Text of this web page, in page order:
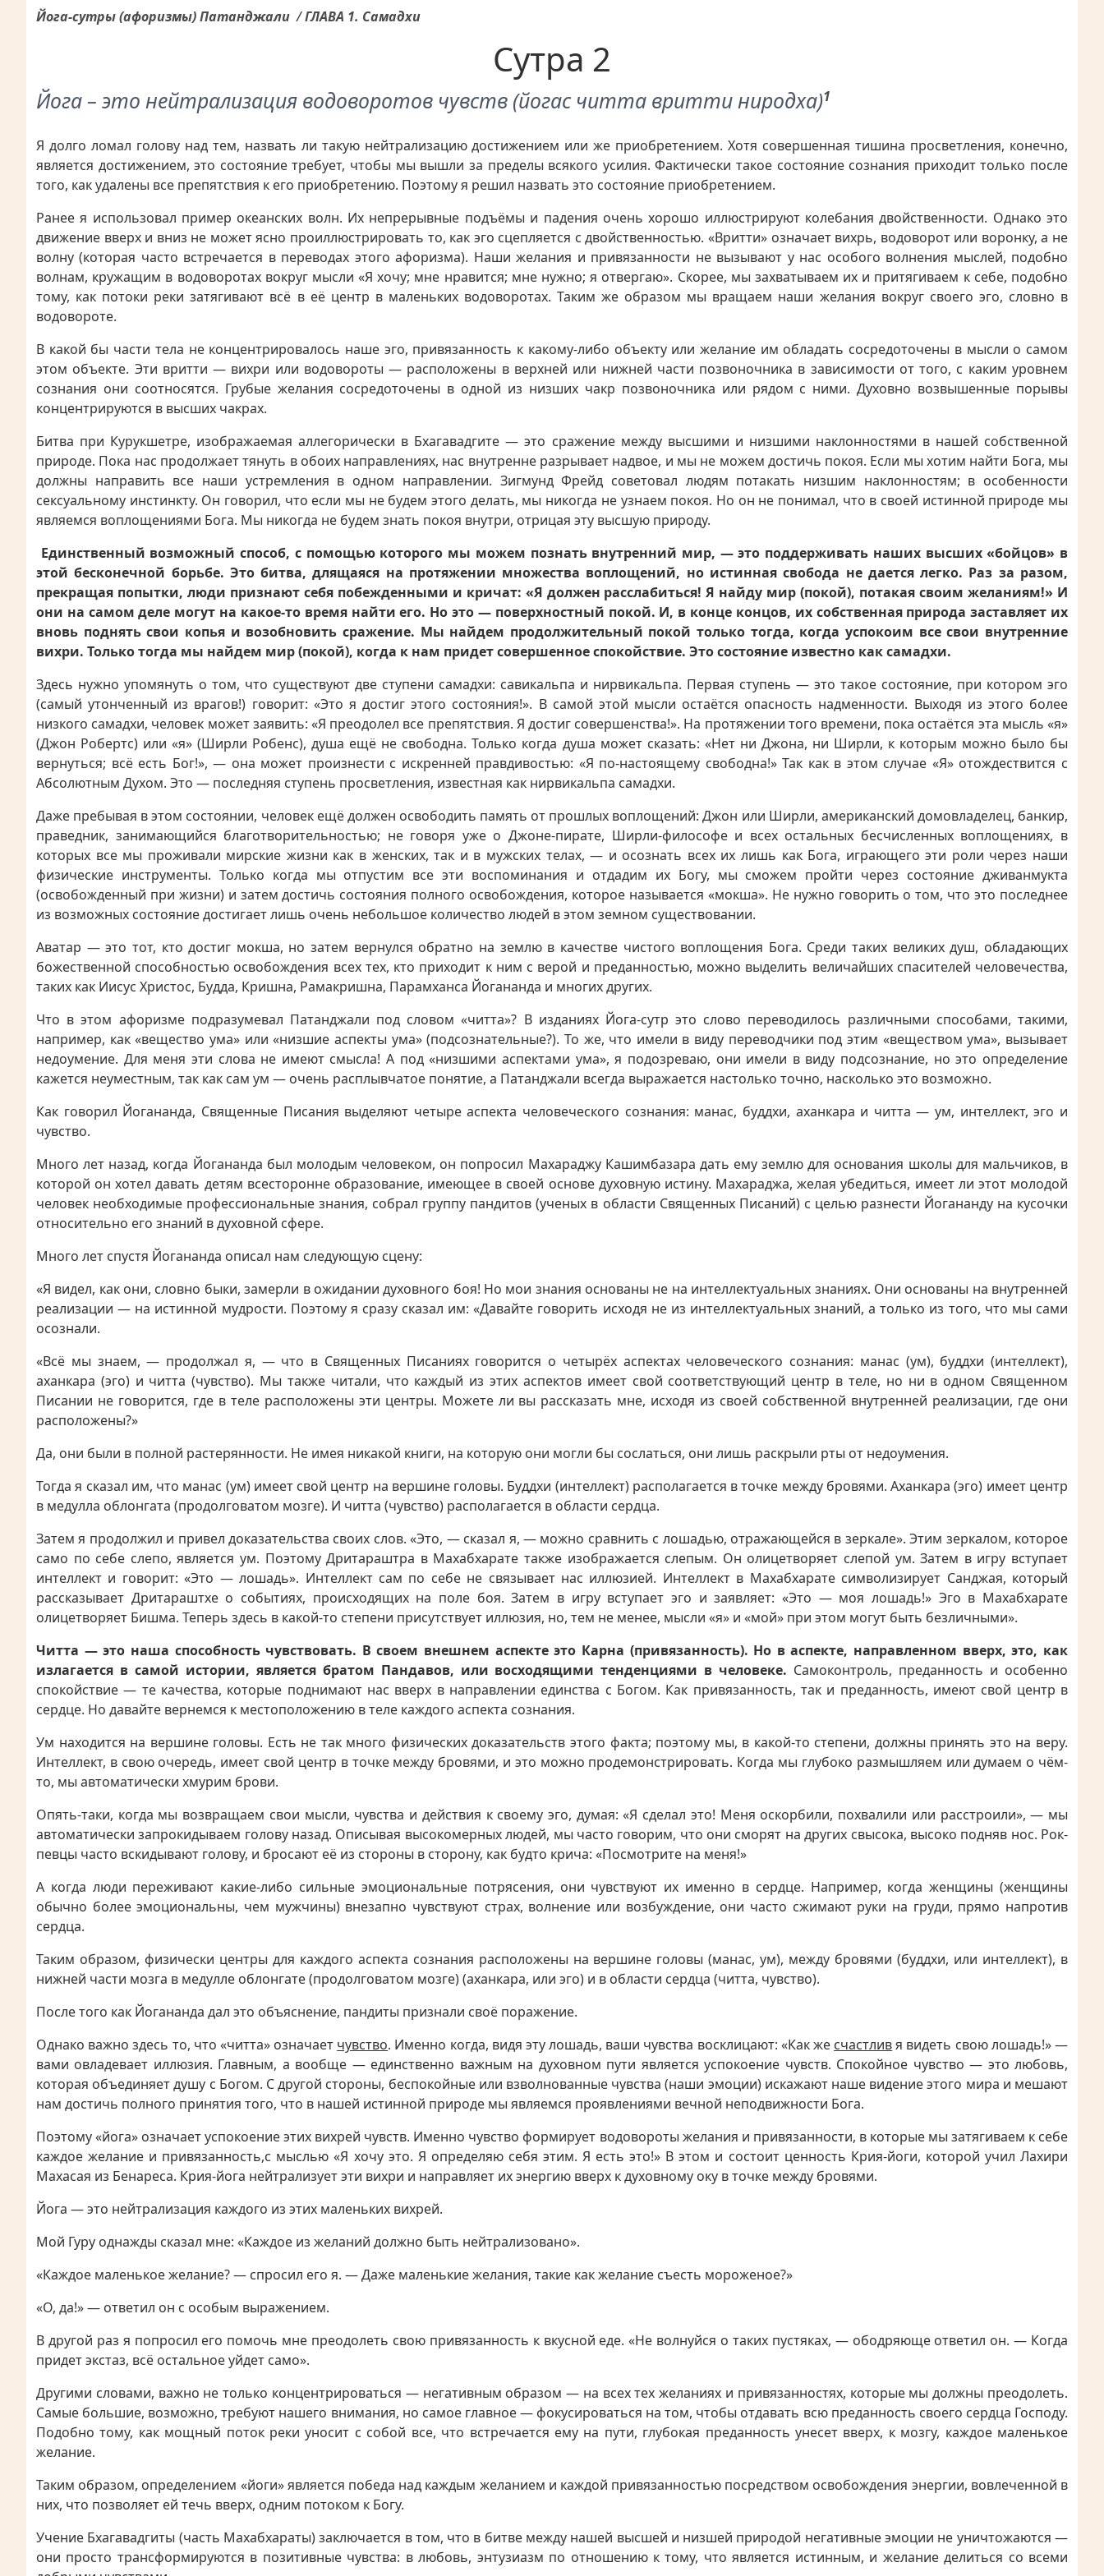
Йога-сутры (афоризмы) Патанджали /ГЛАВА 1. Самадхи
Сутра 2
Йога – это нейтрализация водоворотов чувств (йогас читта вритти ниродха)1
Я долго ломал голову над тем, назвать ли такую нейтрализацию достижением или же приобретением. Хотя совершенная тишина просветления, конечно,
является достижением, это состояние требует, чтобы мы вышли за пределы всякого усилия. Фактически такое состояние сознания приходит только после
того, как удалены все препятствия к его приобретению. Поэтому я решил назвать это состояние приобретением.
Ранее я использовал пример океанских волн. Их непрерывные подъёмы и падения очень хорошо иллюстрируют колебания двойственности. Однако это
движение вверх и вниз не может ясно проиллюстрировать то, как эго сцепляется с двойственностью. «Вритти» означает вихрь, водоворот или воронку, а не
волну (которая часто встречается в переводах этого афоризма). Наши желания и привязанности не вызывают у нас особого волнения мыслей, подобно
волнам, кружащим в водоворотах вокруг мысли «Я хочу; мне нравится; мне нужно; я отвергаю». Скорее, мы захватываем их и притягиваем к себе, подобно
тому, как потоки реки затягивают всё в её центр в маленьких водоворотах. Таким же образом мы вращаем наши желания вокруг своего эго, словно в
водовороте.
В какой бы части тела не концентрировалось наше эго, привязанность к какому-либо объекту или желание им обладать сосредоточены в мысли о самом
этом объекте. Эти вритти — вихри или водовороты — расположены в верхней или нижней части позвоночника в зависимости от того, с каким уровнем
сознания они соотносятся. Грубые желания сосредоточены в одной из низших чакр позвоночника или рядом с ними. Духовно возвышенные порывы
концентрируются в высших чакрах.
Битва при Курукшетре, изображаемая аллегорически в Бхагавадгите — это сражение между высшими и низшими наклонностями в нашей собственной
природе. Пока нас продолжает тянуть в обоих направлениях, нас внутренне разрывает надвое, и мы не можем достичь покоя. Если мы хотим найти Бога, мы
должны направить все наши устремления в одном направлении. Зигмунд Фрейд советовал людям потакать низшим наклонностям; в особенности
сексуальному инстинкту. Он говорил, что если мы не будем этого делать, мы никогда не узнаем покоя. Но он не понимал, что в своей истинной природе мы
являемся воплощениями Бога. Мы никогда не будем знать покоя внутри, отрицая эту высшую природу.
Единственный возможный способ, с помощью которого мы можем познать внутренний мир, — это поддерживать наших высших «бойцов» в
этой бесконечной борьбе. Это битва, длящаяся на протяжении множества воплощений, но истинная свобода не дается легко. Раз за разом,
прекращая попытки, люди признают себя побежденными и кричат: «Я должен расслабиться! Я найду мир (покой), потакая своим желаниям!» И
они на самом деле могут на какое-то время найти его. Но это — поверхностный покой. И, в конце концов, их собственная природа заставляет их
вновь поднять свои копья и возобновить сражение. Мы найдем продолжительный покой только тогда, когда успокоим все свои внутренние
вихри. Только тогда мы найдем мир (покой), когда к нам придет совершенное спокойствие. Это состояние известно как самадхи.
Здесь нужно упомянуть о том, что существуют две ступени самадхи: савикальпа и нирвикальпа. Первая ступень — это такое состояние, при котором эго
(самый утонченный из врагов!) говорит: «Это я достиг этого состояния!». В самой этой мысли остаётся опасность надменности. Выходя из этого более
низкого самадхи, человек может заявить: «Я преодолел все препятствия. Я достиг совершенства!». На протяжении того времени, пока остаётся эта мысль «я»
(Джон Робертс) или «я» (Ширли Робенс), душа ещё не свободна. Только когда душа может сказать: «Нет ни Джона, ни Ширли, к которым можно было бы
вернуться; всё есть Бог!», — она может произнести с искренней правдивостью: «Я по-настоящему свободна!» Так как в этом случае «Я» отождествится с
Абсолютным Духом. Это — последняя ступень просветления, известная как нирвикальпа самадхи.
Даже пребывая в этом состоянии, человек ещё должен освободить память от прошлых воплощений: Джон или Ширли, американский домовладелец, банкир,
праведник, занимающийся благотворительностью; не говоря уже о Джоне-пирате, Ширли-философе и всех остальных бесчисленных воплощениях, в
которых все мы проживали мирские жизни как в женских, так и в мужских телах, — и осознать всех их лишь как Бога, играющего эти роли через наши
физические инструменты. Только когда мы отпустим все эти воспоминания и отдадим их Богу, мы сможем пройти через состояние дживанмукта
(освобожденный при жизни) и затем достичь состояния полного освобождения, которое называется «мокша». Не нужно говорить о том, что это последнее
из возможных состояние достигает лишь очень небольшое количество людей в этом земном существовании.
Аватар — это тот, кто достиг мокша, но затем вернулся обратно на землю в качестве чистого воплощения Бога. Среди таких великих душ, обладающих
божественной способностью освобождения всех тех, кто приходит к ним с верой и преданностью, можно выделить величайших спасителей человечества,
таких как Иисус Христос, Будда, Кришна, Рамакришна, Парамханса Йогананда и многих других.
Что в этом афоризме подразумевал Патанджали под словом «читта»? В изданиях Йога-сутр это слово переводилось различными способами, такими,
например, как «вещество ума» или «низшие аспекты ума» (подсознательные?). То же, что имели в виду переводчики под этим «веществом ума», вызывает
недоумение. Для меня эти слова не имеют смысла! А под «низшими аспектами ума», я подозреваю, они имели в виду подсознание, но это определение
кажется неуместным, так как сам ум — очень расплывчатое понятие, а Патанджали всегда выражается настолько точно, насколько это возможно.
Как говорил Йогананда, Священные Писания выделяют четыре аспекта человеческого сознания: манас, буддхи, аханкара и читта — ум, интеллект, эго и
чувство.
Много лет назад, когда Йогананда был молодым человеком, он попросил Махараджу Кашимбазара дать ему землю для основания школы для мальчиков, в
которой он хотел давать детям всесторонне образование, имеющее в своей основе духовную истину. Махараджа, желая убедиться, имеет ли этот молодой
человек необходимые профессиональные знания, собрал группу пандитов (ученых в области Священных Писаний) с целью разнести Йогананду на кусочки
относительно его знаний в духовной сфере.
Много лет спустя Йогананда описал нам следующую сцену:
«Я видел, как они, словно быки, замерли в ожидании духовного боя! Но мои знания основаны не на интеллектуальных знаниях. Они основаны на внутренней
реализации — на истинной мудрости. Поэтому я сразу сказал им: «Давайте говорить исходя не из интеллектуальных знаний, а только из того, что мы сами
осознали.
«Всё мы знаем, — продолжал я, — что в Священных Писаниях говорится о четырёх аспектах человеческого сознания: манас (ум), буддхи (интеллект),
аханкара (эго) и читта (чувство). Мы также читали, что каждый из этих аспектов имеет свой соответствующий центр в теле, но ни в одном Священном
Писании не говорится, где в теле расположены эти центры. Можете ли вы рассказать мне, исходя из своей собственной внутренней реализации, где они
расположены?»
Да, они были в полной растерянности. Не имея никакой книги, на которую они могли бы сослаться, они лишь раскрыли рты от недоумения.
Тогда я сказал им, что манас (ум) имеет свой центр на вершине головы. Буддхи (интеллект) располагается в точке между бровями. Аханкара (эго) имеет центр
в медулла облонгата (продолговатом мозге). И читта (чувство) располагается в области сердца.
Затем я продолжил и привел доказательства своих слов. «Это, — сказал я, — можно сравнить с лошадью, отражающейся в зеркале». Этим зеркалом, которое
само по себе слепо, является ум. Поэтому Дритараштра в Махабхарате также изображается слепым. Он олицетворяет слепой ум. Затем в игру вступает
интеллект и говорит: «Это — лошадь». Интеллект сам по себе не связывает нас иллюзией. Интеллект в Махабхарате символизирует Санджая, который
рассказывает Дритараштхе о событиях, происходящих на поле боя. Затем в игру вступает эго и заявляет: «Это — моя лошадь!» Эго в Махабхарате
олицетворяет Бишма. Теперь здесь в какой-то степени присутствует иллюзия, но, тем не менее, мысли «я» и «мой» при этом могут быть безличными».
Читта — это наша способность чувствовать. В своем внешнем аспекте это Карна (привязанность). Но в аспекте, направленном вверх, это, как
излагается в самой истории, является братом Пандавов, или восходящими тенденциями в человеке. Самоконтроль, преданность и особенно
спокойствие — те качества, которые поднимают нас вверх в направлении единства с Богом. Как привязанность, так и преданность, имеют свой центр в
сердце. Но давайте вернемся к местоположению в теле каждого аспекта сознания.
Ум находится на вершине головы. Есть не так много физических доказательств этого факта; поэтому мы, в какой-то степени, должны принять это на веру.
Интеллект, в свою очередь, имеет свой центр в точке между бровями, и это можно продемонстрировать. Когда мы глубоко размышляем или думаем о чём-
то, мы автоматически хмурим брови.
Опять-таки, когда мы возвращаем свои мысли, чувства и действия к своему эго, думая: «Я сделал это! Меня оскорбили, похвалили или расстроили», — мы
автоматически запрокидываем голову назад. Описывая высокомерных людей, мы часто говорим, что они сморят на других свысока, высоко подняв нос. Рок-
певцы часто вскидывают голову, и бросают её из стороны в сторону, как будто крича: «Посмотрите на меня!»
А когда люди переживают какие-либо сильные эмоциональные потрясения, они чувствуют их именно в сердце. Например, когда женщины (женщины
обычно более эмоциональны, чем мужчины) внезапно чувствуют страх, волнение или возбуждение, они часто сжимают руки на груди, прямо напротив
сердца.
Таким образом, физически центры для каждого аспекта сознания расположены на вершине головы (манас, ум), между бровями (буддхи, или интеллект), в
нижней части мозга в медулле облонгате (продолговатом мозге) (аханкара, или эго) и в области сердца (читта, чувство).
После того как Йогананда дал это объяснение, пандиты признали своё поражение.
Однако важно здесь то, что «читта» означает чувство. Именно когда, видя эту лошадь, ваши чувства восклицают: «Как же счастливя видеть свою лошадь!» —
вами овладевает иллюзия. Главным, а вообще — единственно важным на духовном пути является успокоение чувств. Спокойное чувство — это любовь,
которая объединяет душу с Богом. С другой стороны, беспокойные или взволнованные чувства (наши эмоции) искажают наше видение этого мира и мешают
нам достичь полного принятия того, что в нашей истинной природе мы являемся проявлениями вечной неподвижности Бога.
Поэтому «йога» означает успокоение этих вихрей чувств. Именно чувство формирует водовороты желания и привязанности, в которые мы затягиваем к себе
каждое желание и привязанность,с мыслью «Я хочу это. Я определяю себя этим. Я есть это!» В этом и состоит ценность Крия-йоги, которой учил Лахири
Махасая из Бенареса. Крия-йога нейтрализует эти вихри и направляет их энергию вверх к духовному оку в точке между бровями.
Йога — это нейтрализация каждого из этих маленьких вихрей.
Мой Гуру однажды сказал мне: «Каждое из желаний должно быть нейтрализовано».
«Каждое маленькое желание? — спросил его я. — Даже маленькие желания, такие как желание съесть мороженое?»
«О, да!» — ответил он с особым выражением.
В другой раз я попросил его помочь мне преодолеть свою привязанность к вкусной еде. «Не волнуйся о таких пустяках, — ободряюще ответил он. — Когда
придет экстаз, всё остальное уйдет само».
Другими словами, важно не только концентрироваться — негативным образом — на всех тех желаниях и привязанностях, которые мы должны преодолеть.
Самые большие, возможно, требуют нашего внимания, но самое главное — фокусироваться на том, чтобы отдавать всю преданность своего сердца Господу.
Подобно тому, как мощный поток реки уносит с собой все, что встречается ему на пути, глубокая преданность унесет вверх, к мозгу, каждое маленькое
желание.
Таким образом, определением «йоги» является победа над каждым желанием и каждой привязанностью посредством освобождения энергии, вовлеченной в
них, что позволяет ей течь вверх, одним потоком к Богу.
Учение Бхагавадгиты (часть Махабхараты) заключается в том, что в битве между нашей высшей и низшей природой негативные эмоции не уничтожаются —
они просто трансформируются в позитивные чувства: в любовь, энтузиазм по отношению к тому, что является истинным, и желание делиться со всеми